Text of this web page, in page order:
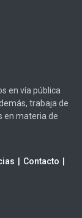
en vía pública
trabaja de
en materia de
Contacto